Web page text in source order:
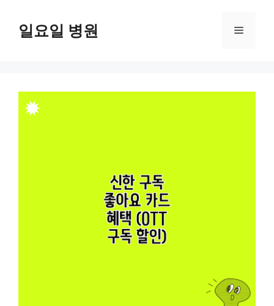
일요일 병원 메